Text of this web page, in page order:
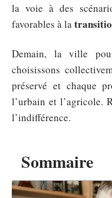
Sommaire
la voie à des
favorables à la
Demain, la ville
choisissons
préservé et chaque
l’urbain et l’agricole.
l’indifférence.